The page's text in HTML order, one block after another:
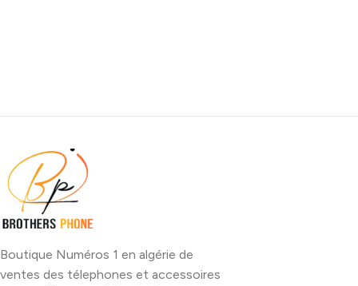
Boutique Numéros 1 en algérie de
ventes des télephones et accessoires